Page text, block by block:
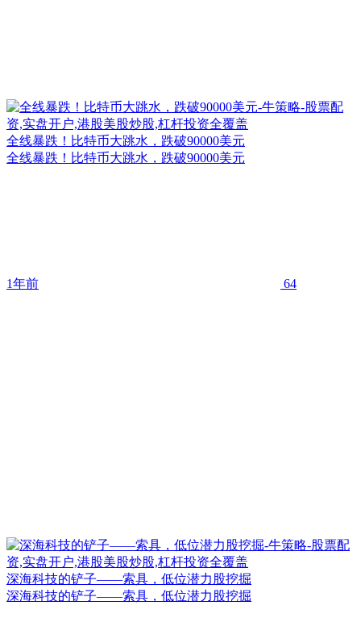
全线暴跌！比特币大跳水，跌破90000美元
全线暴跌！比特币大跳水，跌破90000美元
1年前 64
深海科技的铲子——索具，低位潜力股挖掘
深海科技的铲子——索具，低位潜力股挖掘